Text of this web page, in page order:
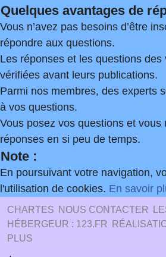
Quelques avantages de
Vous n’avez pas besoins d’être
répondre aux questions.
Les réponses et les questions des
vérifiées avant leurs publications.
Parmi nos membres, des experts
à vos questions.
Vous posez vos questions et vous
réponses en si peu de temps.
Note :
En poursuivant votre navigation,
l'utilisation de cookies. En savoir
CHARTES NOUS CONTACTER
HÉBERGEUR : 123.FR
PLUS
.